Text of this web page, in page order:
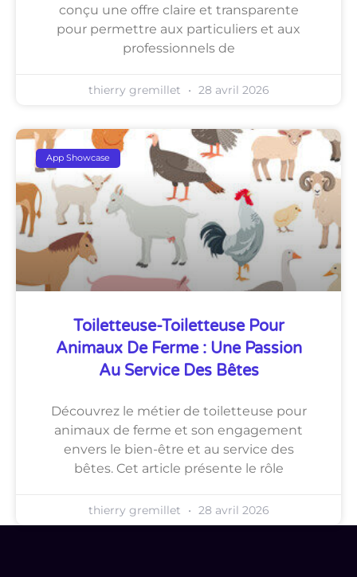
conçu une offre claire et transparente
pour permettre aux particuliers et aux
professionnels de
thierry gremillet 28 avril 2026
App Showcase
Toiletteuse-Toiletteuse Pour
Animaux De Ferme : Une Passion
Au Service Des Bêtes
Découvrez le métier de toiletteuse pour
animaux de ferme et son engagement
envers le bien-être et au service des
bêtes. Cet article présente le rôle
thierry gremillet 28 avril 2026